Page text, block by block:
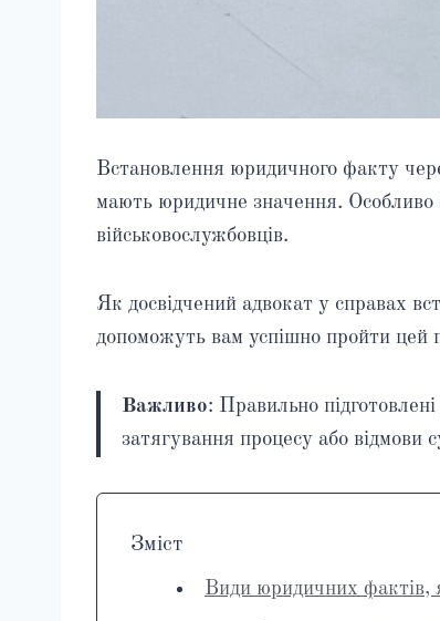
Встановлення юридичного факту
мають юридичне значення. Особливо
військовослужбовців.
Як досвідчений адвокат у справах
допоможуть вам успішно пройти цей
Важливо: Правильно
затягування процесу або відмови
Зміст
Види юридичних фактів,